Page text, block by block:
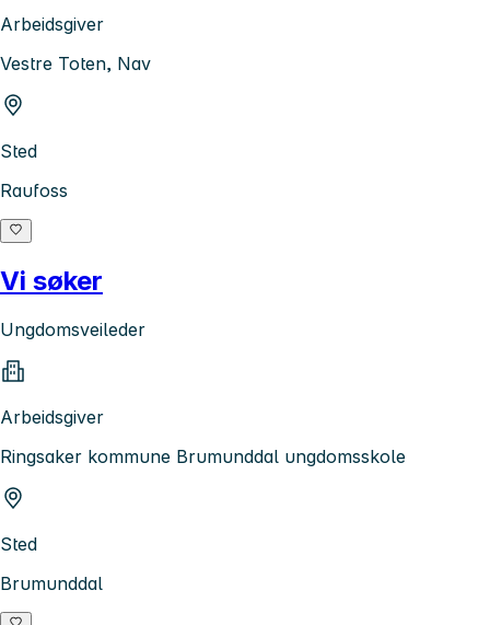
Arbeidsgiver
Vestre Toten, Nav
Sted
Raufoss
Vi søker
Ungdomsveileder
Arbeidsgiver
Ringsaker kommune Brumunddal ungdomsskole
Sted
Brumunddal